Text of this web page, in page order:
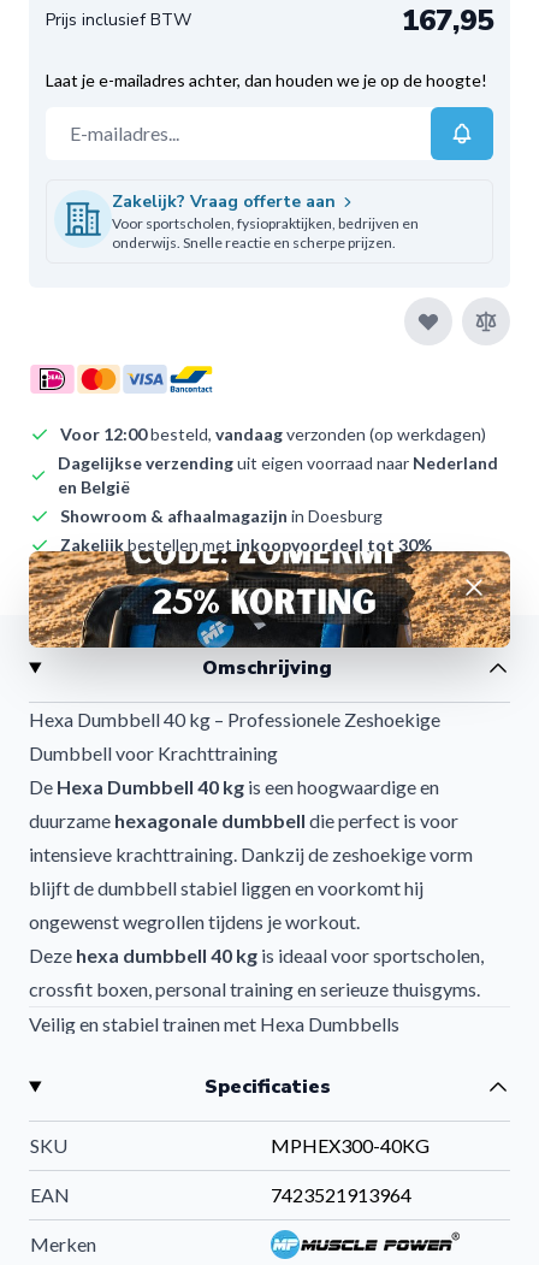
167,95
Laat je e-mailadres achter, dan houden we je op de hoogte!
Zakelijk? Vraag offerte aan
Voor sportscholen, fysiopraktijken, bedrijven en
onderwijs. Snelle reactie en scherpe prijzen.
Voor 12:00besteld, vandaagverzonden (op werkdagen)
Dagelijkse verzendinguit eigen voorraad naar Nederland
en België
Showroom & afhaalmagazijn in Doesburg
Zakelijkbestellen met inkoopvoordeel tot 30%
Ruim 9+ op Kiyoh– onze klanten waarderen ons
Omschrijving
Hexa Dumbbell 40 kg – Professionele Zeshoekige
Dumbbell voor Krachttraining
De Hexa Dumbbell 40 kg is een hoogwaardige en
duurzame hexagonale dumbbell die perfect is voor
intensieve krachttraining. Dankzij de zeshoekige vorm
blijft de dumbbell stabiel liggen en voorkomt hij
ongewenst wegrollen tijdens je workout.
Deze hexa dumbbell 40 kg is ideaal voor sportscholen,
crossfit boxen, personal training en serieuze thuisgyms.
Veilig en stabiel trainen met Hexa Dumbbells
stabiliteit tijdens het trainen. Hierdoor kun je veilig
oefeningen uitvoeren zonder dat de dumbbell wegrolt, wat
de controle en veiligheid aanzienlijk verhoogt.
De vlakke zijden maken de dumbbell bovendien geschikt
als ondersteuning bij oefeningen zoals push-ups.
Specificaties
SKU MPHEX300-40KG
EAN 7423521913964
Merken
Afwijzen